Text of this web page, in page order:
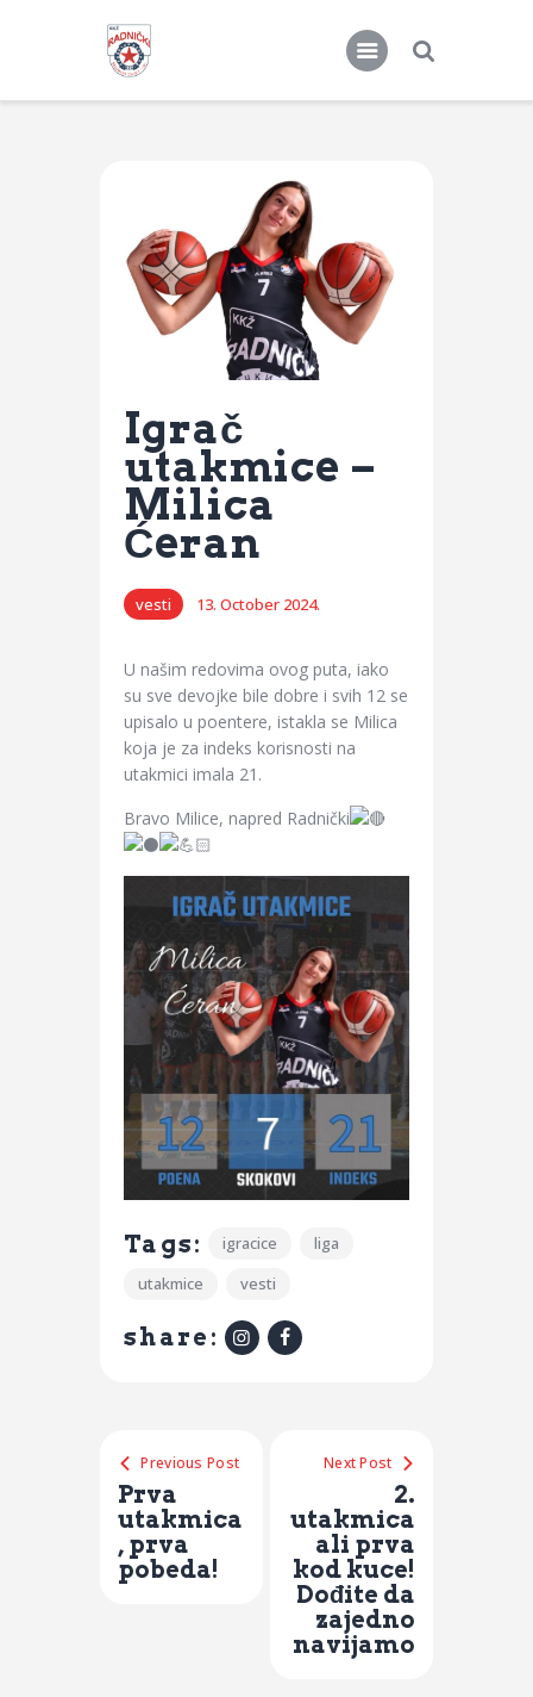
Seniorke
Novosti
Kontakt
Igrač
utakmice –
Milica
Ćeran
vesti 13. October 2024.
U našim redovima ovog puta, iako
su sve devojke bile dobre i svih 12 se
upisalo u poentere, istakla se Milica
koja je za indeks korisnosti na
utakmici imala 21.
Bravo Milice, napred Radnički
Tags: igracice
liga
utakmice
vesti
share:
Previous Post
Prva
utakmica
, prva
pobeda!
Next Post
2.
utakmica
ali prva
kod kuce!
Dođite da
zajedno
navijamo